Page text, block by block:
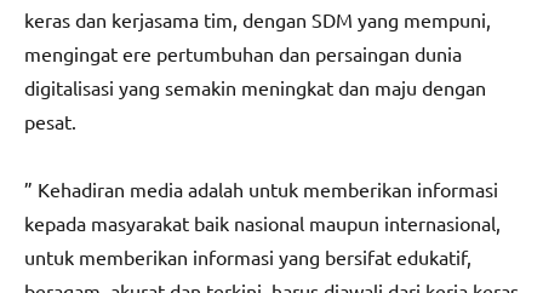
keras dan kerjasama tim, dengan SDM yang mempuni,
mengingat ere pertumbuhan dan persaingan dunia
digitalisasi yang semakin meningkat dan maju dengan
pesat.
” Kehadiran media adalah untuk memberikan informasi
kepada masyarakat baik nasional maupun internasional,
untuk memberikan informasi yang bersifat edukatif,